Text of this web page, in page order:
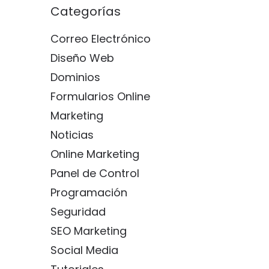
Categorías
Correo Electrónico
Diseño Web
Dominios
Formularios Online
Marketing
Noticias
Online Marketing
Panel de Control
Programación
Seguridad
SEO Marketing
Social Media